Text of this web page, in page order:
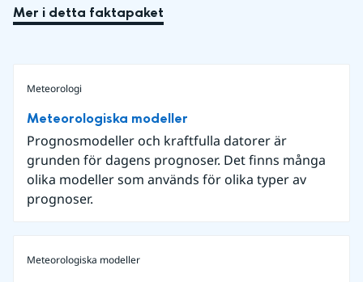
Mer i detta faktapaket
Meteorologi
Meteorologiska modeller
Prognosmodeller och kraftfulla datorer är
grunden för dagens prognoser. Det finns många
olika modeller som används för olika typer av
prognoser.
Meteorologiska modeller